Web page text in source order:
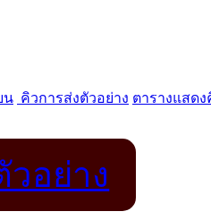
วอย่าง